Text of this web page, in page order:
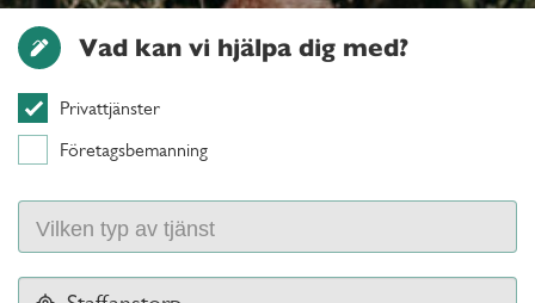
Vad kan vi hjälpa dig med?
Privattjänster
Företagsbemanning